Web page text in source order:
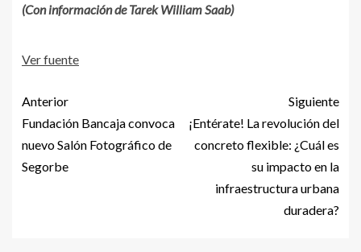
(Con información de Tarek William Saab)
Ver fuente
Anterior
Fundación Bancaja convoca
nuevo Salón Fotográfico de
Segorbe
Siguiente
¡Entérate! La revolución del
concreto flexible: ¿Cuál es
su impacto en la
infraestructura urbana
duradera?